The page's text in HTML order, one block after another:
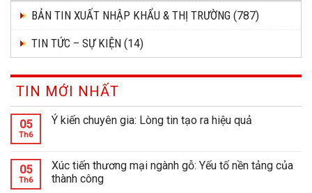
BẢN TIN XUẤT NHẬP KHẨU & THỊ TRƯỜNG (787)
TIN TỨC – SỰ KIỆN (14)
TIN MỚI NHẤT
05
Th6
Ý kiến chuyên gia: Lòng tin tạo ra hiệu quả
05
Th6
Xúc tiến thương mại ngành gỗ: Yếu tố nền tảng của
thành công